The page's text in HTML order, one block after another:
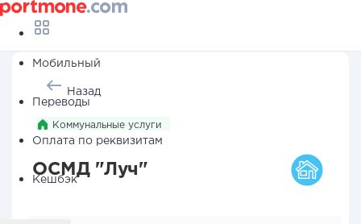
Мобильный
Переводы
Оплата по реквизитам
Кешбэк
Назад
Коммунальные услуги
ОСМД "Луч"